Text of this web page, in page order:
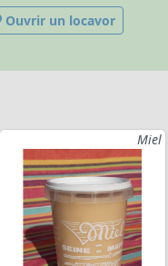
Ouvrir un locavor
Miel